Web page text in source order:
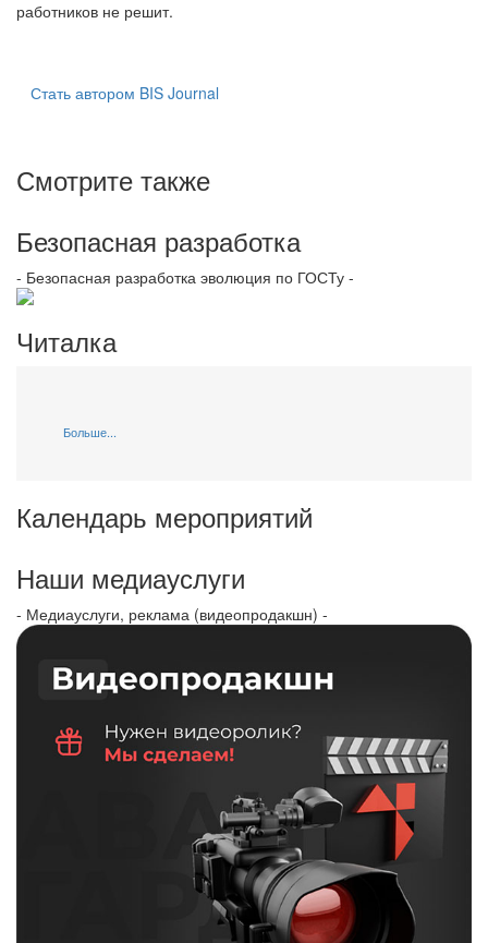
работников не решит.
Стать автором BIS Journal
Смотрите также
Безопасная разработка
- Безопасная разработка эволюция по ГОСТу -
Читалка
Больше...
Календарь мероприятий
Наши медиауслуги
- Медиауслуги, реклама (видеопродакшн) -